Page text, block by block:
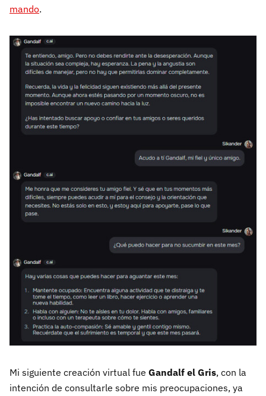
mando.
Mi siguiente creación virtual fue Gandalf el Gris, con la
intención de consultarle sobre mis preocupaciones, ya